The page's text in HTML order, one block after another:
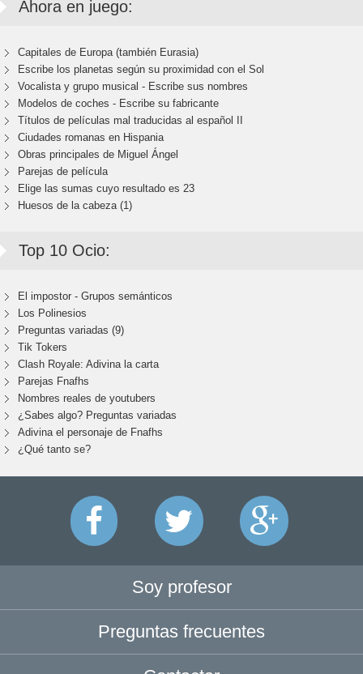
Ahora en juego:
Capitales de Europa (también Eurasia)
Escribe los planetas según su proximidad con el Sol
Vocalista y grupo musical - Escribe sus nombres
Modelos de coches - Escribe su fabricante
Títulos de películas mal traducidas al español II
Ciudades romanas en Hispania
Obras principales de Miguel Ángel
Parejas de película
Elige las sumas cuyo resultado es 23
Huesos de la cabeza (1)
Top 10 Ocio:
El impostor - Grupos semánticos
Los Polinesios
Preguntas variadas (9)
Tik Tokers
Clash Royale: Adivina la carta
Parejas Fnafhs
Nombres reales de youtubers
¿Sabes algo? Preguntas variadas
Adivina el personaje de Fnafhs
¿Qué tanto se?
Soy profesor
Preguntas frecuentes